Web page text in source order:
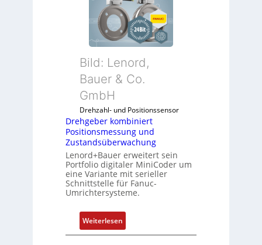
e
h
g
e
e
m
b
i
i
e
r
P
o
s
Bild: Lenord,
Bauer & Co.
GmbH
Drehzahl- und Positionssensor
Drehgeber kombiniert
Positionsmessung und
Zustandsüberwachung
Lenord+Bauer erweitert sein
Portfolio digitaler MiniCoder um
eine Variante mit serieller
Schnittstelle für Fanuc-
Umrichtersysteme.
Weiterlesen:
D